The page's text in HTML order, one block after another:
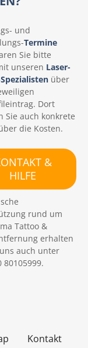
und
Termine
Sie bitte
unseren Laser-
über
Dort
Sie auch konkrete
die Kosten.
&
HILFE
rund um
Tattoo &
erhalten
auch unter
80105999.
Kontakt